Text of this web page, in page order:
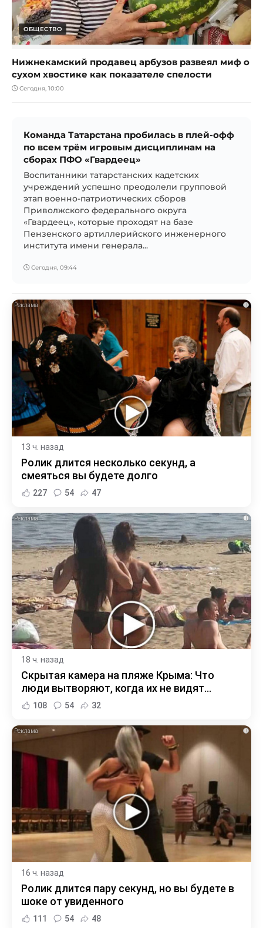
ОБЩЕСТВО
Нижнекамский продавец арбузов развеял миф о
сухом хвостике как показателе спелости
Сегодня, 10:00
Команда Татарстана пробилась в плей-офф
по всем трём игровым дисциплинам на
сборах ПФО «Гвардеец»
Воспитанники татарстанских кадетских
учреждений успешно преодолели групповой
этап военно-патриотических сборов
Приволжского федерального округа
«Гвардеец», которые проходят на базе
Пензенского артиллерийского инженерного
института имени генерала...
Сегодня, 09:44
i
13 ч. назад
Ролик длится несколько секунд, а
смеяться вы будете долго
227 54 47
i
18 ч. назад
Скрытая камера на пляже Крыма: Что
люди вытворяют, когда их не видят...
108 54 32
i
16 ч. назад
Ролик длится пару секунд, но вы будете в
шоке от увиденного
111 54 48